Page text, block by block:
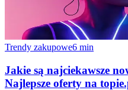
Trendy zakupowe6 min
Jakie są najciekawsze
Najlepsze oferty na